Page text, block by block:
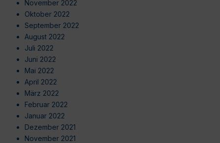
November 2022
Oktober 2022
September 2022
August 2022
Juli 2022
Juni 2022
Mai 2022
April 2022
März 2022
Februar 2022
Januar 2022
Dezember 2021
November 2021